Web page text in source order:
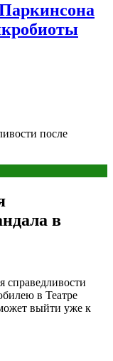
после
в
справедливости
в Театре
выйти уже к